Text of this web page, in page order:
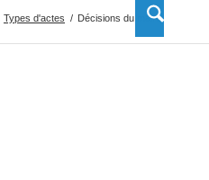
Types d'actes / Décisions du maire